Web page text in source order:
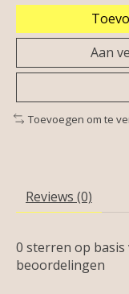
Aan
Toevoegen om te
Reviews (0)
0 sterren op basis
beoordelingen